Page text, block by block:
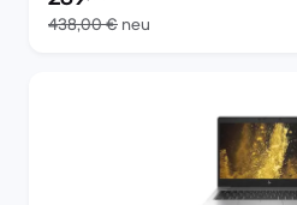
438,00 € neu